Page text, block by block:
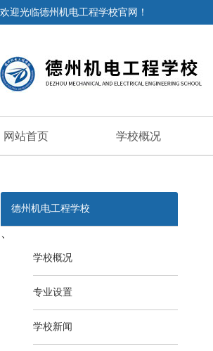
欢迎光临德州机电工程学校官网！
网站首页 学校概况
德州机电工程学校
学校概况
专业设置
学校新闻